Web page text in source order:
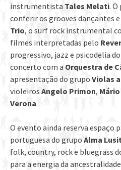
instrumentista Tales Melati.
conferir os grooves dançantes
Trio, o surf rock instrumental
filmes interpretadas pelo
progressivo, jazz e psicodelia do
concerto com a Orquestra de
apresentação do grupo Violas
violeiros Angelo Primon,
Verona.
O evento ainda reserva espaço
portuguesa do grupo Alma
folk, country, rock e bluegrass
para a energia da